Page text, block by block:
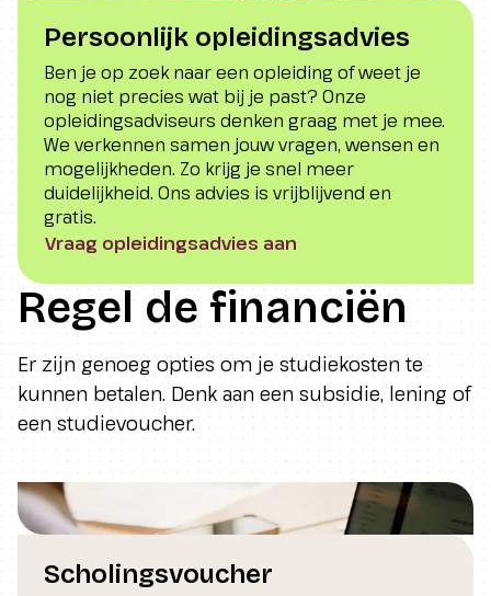
Persoonlijk opleidingsadvies
Ben je op zoek naar een opleiding of weet je
nog niet precies wat bij je past? Onze
opleidingsadviseurs denken graag met je mee.
We verkennen samen jouw vragen, wensen en
mogelijkheden. Zo krijg je snel meer
duidelijkheid. Ons advies is vrijblijvend en
gratis.
Vraag opleidingsadvies aan
Regel de financiën
Er zijn genoeg opties om je studiekosten te
kunnen betalen. Denk aan een subsidie, lening of
een studievoucher.
Scholingsvoucher